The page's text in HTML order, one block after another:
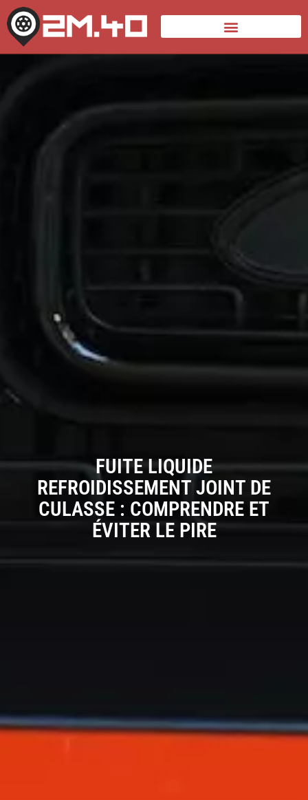
FUITE LIQUIDE
REFROIDISSEMENT JOINT DE
CULASSE : COMPRENDRE ET
ÉVITER LE PIRE